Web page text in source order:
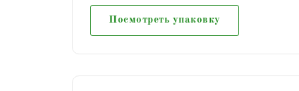
Посмотреть упаковку